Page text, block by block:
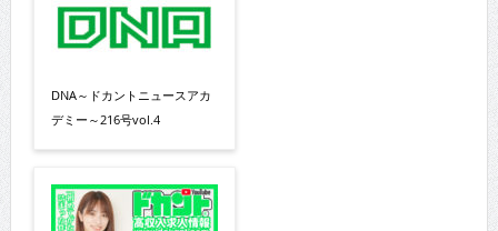
DNA～ドカントニュースアカ
デミー～216号vol.4